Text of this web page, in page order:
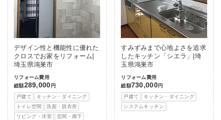
デザイン性と機能性に優れた
クロスでお家をリフォーム|
埼玉県鴻巣市
リフォーム費用
総額289,000 円
戸建て
キッチン・ダイニング
トイレ空間
洗面・脱衣所
リビング・洋室
玄関・廊下
すみずみまで心地よさを追求
したキッチン「シエラ」|埼
玉県鴻巣市
リフォーム費用
総額730,000円
戸建て
キッチン・ダイニング
システムキッチン